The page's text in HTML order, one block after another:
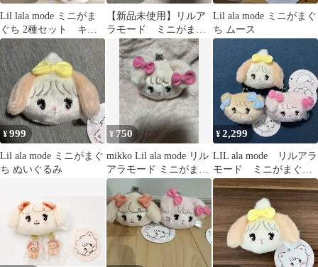
Lil lala mode ミニがま
ぐち 2種セット キャ
ミー ラテ mikko
【新品未使用】リルア
ラモード ミニがまぐ
ち ムース ナッツ
ラテ 3点セット
Lil ala mode ミニがまぐ
ち ムース
¥999
Lil ala mode ミニがまぐ
ち ぬいぐるみ
¥ 750
mikko Lil ala mode リル
アラモード ミニがまぐ
ち キャミー
¥2,299
LIL ala mode リルアラ
モード ミニがまぐ
ち スフレ ラテ キ
ャミー